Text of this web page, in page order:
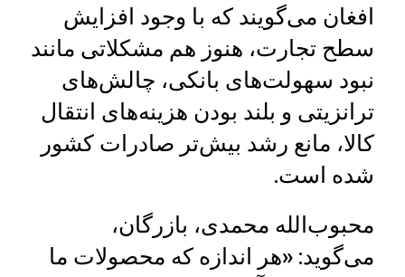
افغان می‌گویند که با وجود افزایش
سطح تجارت، هنوز هم مشکلاتی مانند
نبود سهولت‌های بانکی، چالش‌های
ترانزیتی و بلند بودن هزینه‌های انتقال
کالا، مانع رشد بیش‌تر صادرات کشور
شده است.
محبوب‌الله محمدی، بازرگان،
می‌گوید: «هر اندازه که محصولات ما